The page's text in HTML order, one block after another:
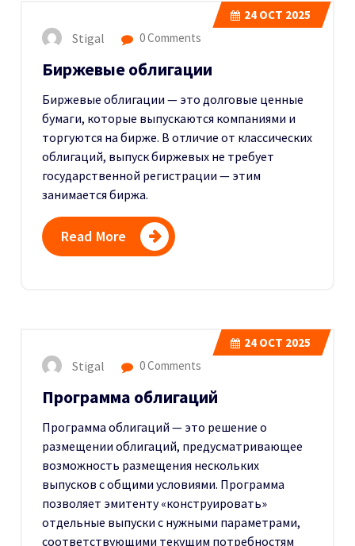
24 OCT 2025
Stigal 0 Comments
Биржевые облигации
Биржевые облигации — это долговые ценные
бумаги, которые выпускаются компаниями и
торгуются на бирже. В отличие от классических
облигаций, выпуск биржевых не требует
государственной регистрации — этим
занимается биржа.
Read More
24 OCT 2025
Stigal 0 Comments
Программа облигаций
Программа облигаций — это решение о
размещении облигаций, предусматривающее
возможность размещения нескольких
выпусков с общими условиями. Программа
позволяет эмитенту «конструировать»
отдельные выпуски с нужными параметрами,
соответствующими текущим потребностям